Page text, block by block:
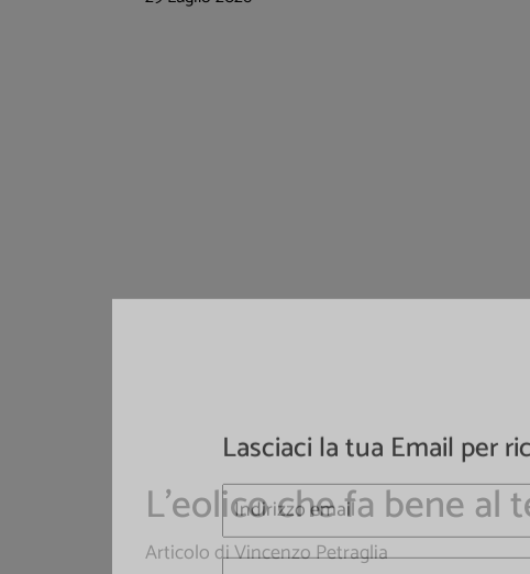
L'eolico che fa bene al
Articolo di Vincenzo Petraglia
Lasciaci la tua Email per